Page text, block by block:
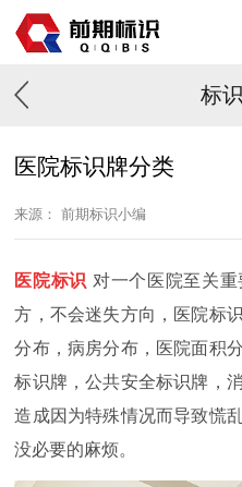
标
医院标识牌分类
来源： 前期标识小编
医院标识 对一个医院至关
方，不会迷失方向，医院标
分布，病房分布，医院面积
标识牌，公共安全标识牌，
造成因为特殊情况而导致慌
没必要的麻烦。